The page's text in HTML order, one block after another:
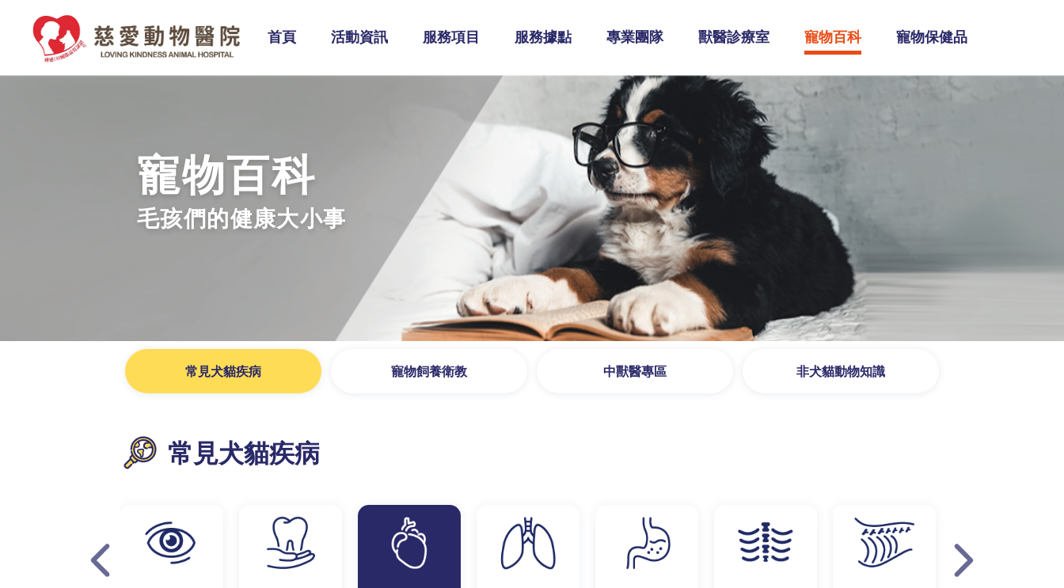
首頁 活動資訊 服務項目 服務據點 專業團隊 獸醫診療室 寵物百科 寵物保健品
寵物百科
毛孩們的健康大小事
常見犬貓疾病 寵物飼養衛教 中獸醫專區 非犬貓動物知識
常見犬貓疾病